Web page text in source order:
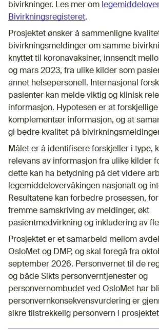
bivirkninger. Les mer om
Bivirkningsregisteret.
Prosjektet ønsker å sammenligne
bivirkningsmeldinger om samme
knyttet til koronavaksiner, innsendt
og mars 2023, fra ulike kilder som
annet helsepersonell. Internasjonal
pasienter kan melde viktig og klinisk
informasjon. Hypotesen er at
komplementær informasjon, og at
gi bedre kvalitet på
Målet er å identifisere forskjeller i type,
relevans av informasjon fra ulike kilder
dette kan ha betydning på det videre
legemiddelovervåkingen nasjonalt og
Resultatene kan forbedre prosessen,
fremme samskriving av meldinger, økt
pasientmedvirkning og inkludering av
Prosjektet er et samarbeid mellom
OsloMet og DMP, og skal foregå fra
september 2026. Personvernet til de
og både Sikts personverntjenester og
personvernombudet ved OsloMet har
personvernkonsekvensvurdering er
sikre tilstrekkelig personvern i